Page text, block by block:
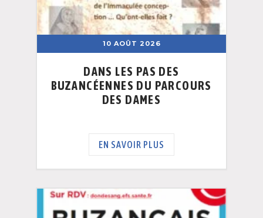
10 AOÛT 2026
DANS LES PAS DES
BUZANCÉENNES DU PARCOURS
DES DAMES
EN SAVOIR PLUS